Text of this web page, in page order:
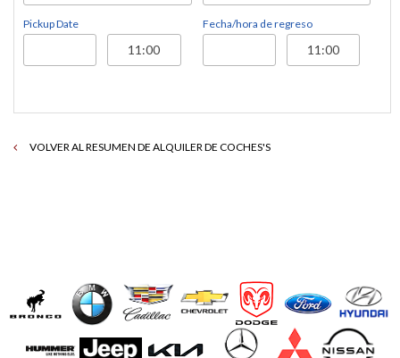
Pickup Date Fecha/hora de regreso
VOLVER AL RESUMEN DE ALQUILER DE COCHES'S